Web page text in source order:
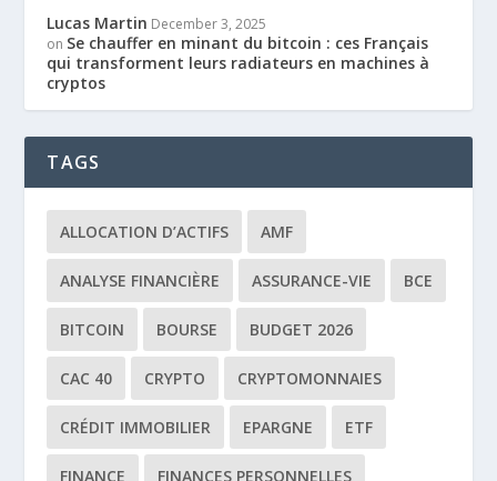
Lucas Martin December 3, 2025
on Se chauffer en minant du bitcoin : ces Français
qui transforment leurs radiateurs en machines à
cryptos
TAGS
ALLOCATION D’ACTIFS AMF
ANALYSE FINANCIÈRE ASSURANCE-VIE BCE
BITCOIN BOURSE BUDGET 2026
CAC 40 CRYPTO CRYPTOMONNAIES
CRÉDIT IMMOBILIER EPARGNE ETF
FINANCE FINANCES PERSONNELLES